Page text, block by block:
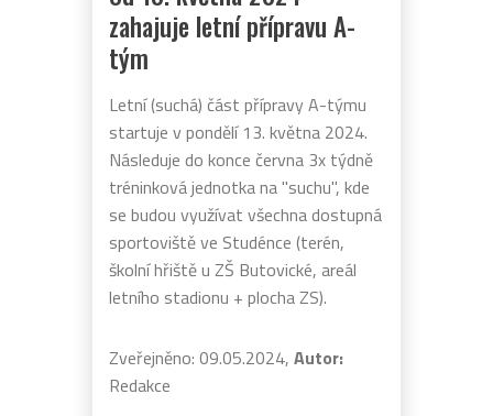
zahajuje letní přípravu A-
tým
Letní (suchá) část přípravy A-týmu
startuje v pondělí 13. května 2024.
Následuje do konce června 3x týdně
tréninková jednotka na "suchu", kde
se budou využívat všechna dostupná
sportoviště ve Studénce (terén,
školní hřiště u ZŠ Butovické, areál
letního stadionu + plocha ZS).
Zveřejněno: 09.05.2024, Autor:
Redakce